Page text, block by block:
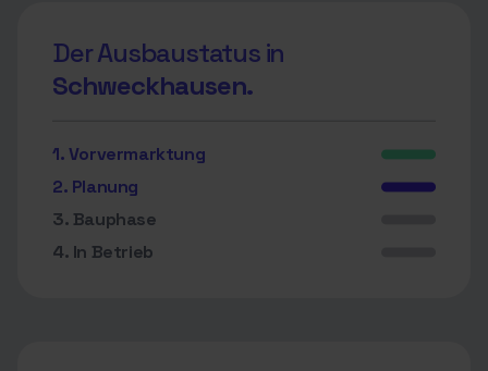
Der Ausbaustatus in
Schweckhausen.
1. Vorvermarktung
2. Planung
3. Bauphase
4. In Betrieb